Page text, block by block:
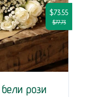
рози
$73.55
$77.73